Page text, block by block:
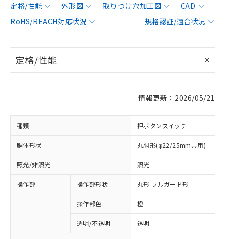
定格/性能 外形図 取りつけ穴加工図
CAD
RoHS/REACH対応状況
規格認証/適合状況
定格/性能
情報更新：2026/05/21
種類 押ボタンスイッチ
胴体形状 丸胴形(φ22/25mm共用)
照光/非照光 照光
操作部 操作部形状 丸形 フルガード形
操作部色 橙
透明/不透明 透明